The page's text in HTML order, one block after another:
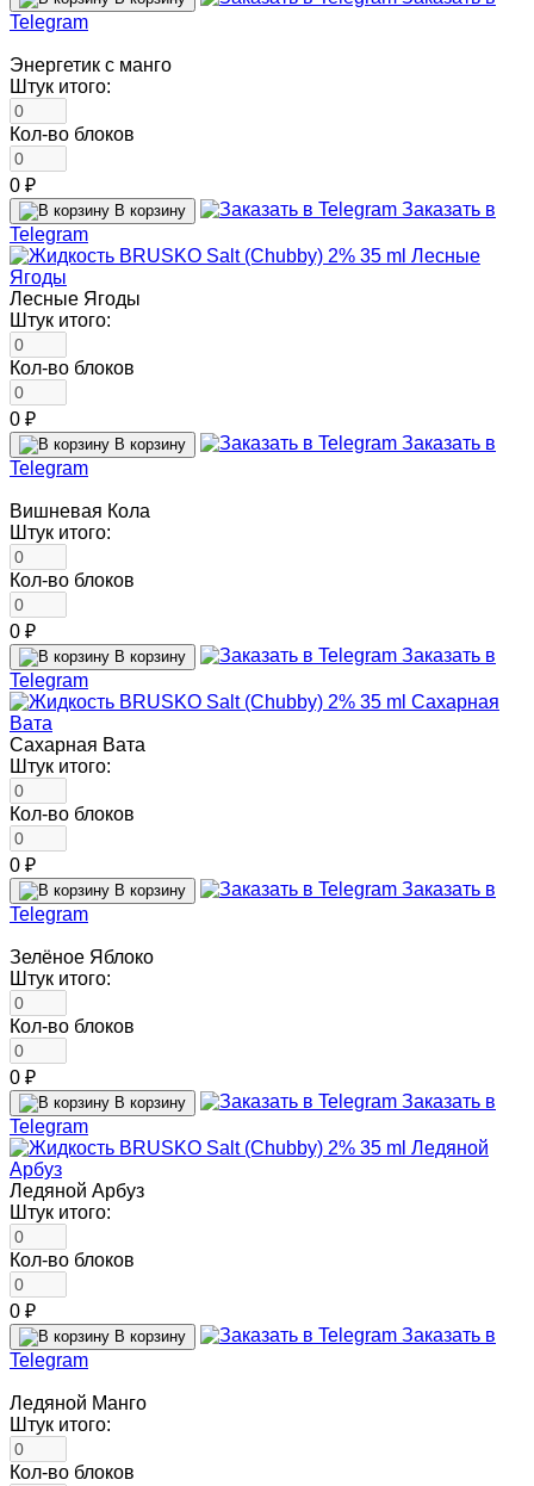
Telegram
Энергетик с манго
Штук итого:
Кол-во блоков
0 ₽
В корзину
Заказать в
Telegram
Лесные Ягоды
Штук итого:
Кол-во блоков
0 ₽
В корзину
Заказать в
Telegram
Вишневая Кола
Штук итого:
Кол-во блоков
0 ₽
В корзину
Заказать в
Telegram
Сахарная Вата
Штук итого:
Кол-во блоков
0 ₽
В корзину
Заказать в
Telegram
Зелёное Яблоко
Штук итого:
Кол-во блоков
0 ₽
В корзину
Заказать в
Telegram
Ледяной Арбуз
Штук итого:
Кол-во блоков
0 ₽
В корзину
Заказать в
Telegram
Ледяной Манго
Штук итого:
Кол-во блоков